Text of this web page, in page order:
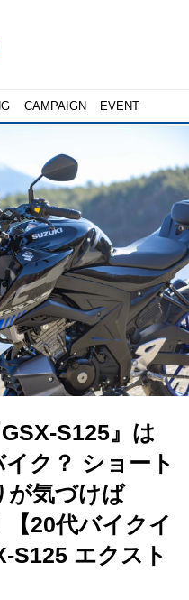
CAMPAIGN EVENT
S125』は
ク？ ショート
が気づけば
20代バイクイ
S125 エクスト